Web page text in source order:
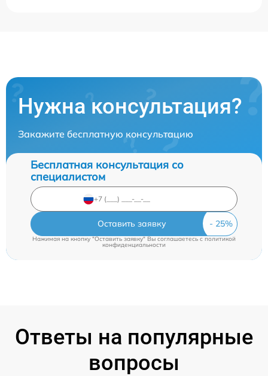
Нужна консультация?
Закажите бесплатную консультацию
Бесплатная консультация со
специалистом
Оставить заявку
Нажимая на кнопку "Оставить заявку" Вы соглашаетесь cполитикой
конфиденциальности
Ответы на популярные
вопросы